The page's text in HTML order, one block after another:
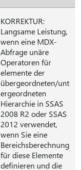
KORREKTUR:
Langsame Leistung,
wenn eine MDX-
Abfrage unäre
Operatoren für
elemente der
übergeordneten/unt
ergeordneten
Hierarchie in SSAS
2008 R2 oder SSAS
2012 verwendet,
wenn Sie eine
Bereichsberechnung
für diese Elemente
definieren und die